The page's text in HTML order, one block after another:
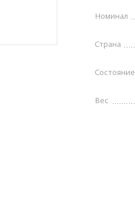
Номинал
Страна
Состояние
Вес